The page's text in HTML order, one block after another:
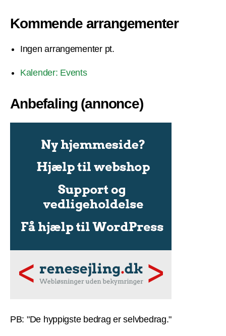
Kommende arrangementer
Ingen arrangementer pt.
Kalender: Events
Anbefaling (annonce)
PB: "De hyppigste bedrag er selvbedrag."